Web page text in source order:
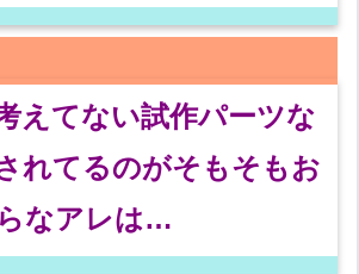
えてない試作パーツな
れてるのがそもそもお
なアレは…